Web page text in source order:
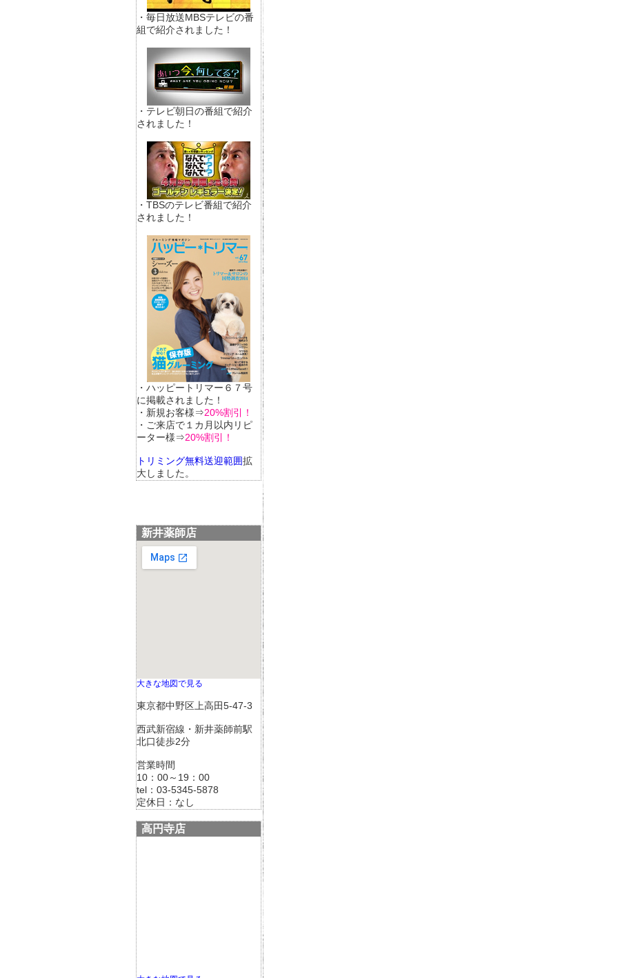
・毎日放送MBSテレビの番
組で紹介されました！
・テレビ朝日の番組で紹介
されました！
・TBSのテレビ番組で紹介
されました！
・ハッピートリマー６７号
に掲載されました！
・新規お客様⇒20%割引！
・ご来店で１カ月以内リピ
ーター様⇒20%割引！
トリミング無料送迎範囲拡
大しました。
新井薬師店
大きな地図で見る
東京都中野区上高田5-47-3
西武新宿線・新井薬師前駅
北口徒歩2分
営業時間
10：00～19：00
tel：03-5345-5878
定休日：なし
高円寺店